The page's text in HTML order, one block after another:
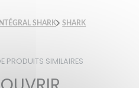
SHARK SHARK
PRODUITS SIMILAIRES